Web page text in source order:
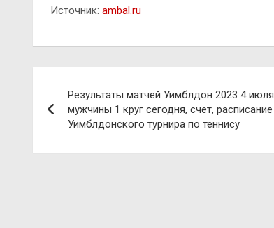
Источник: ambal.ru
по
записям
Результаты матчей Уимблдон 2023 4 июля
мужчины 1 круг сегодня, счет, расписание
Уимблдонского турнира по теннису